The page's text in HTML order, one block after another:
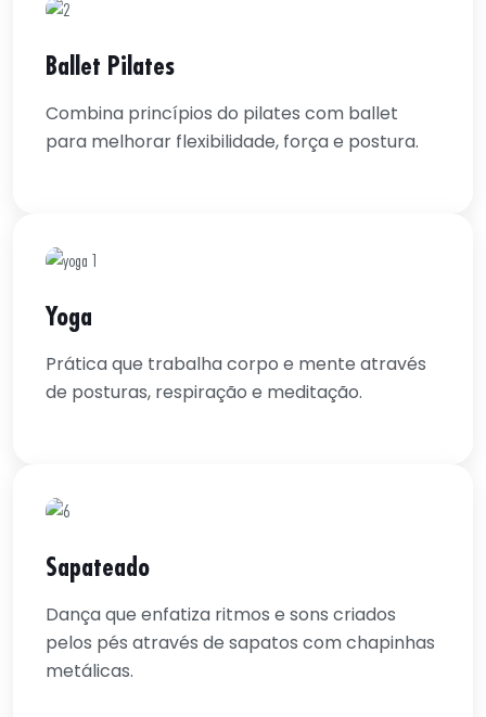
Ballet Pilates
Combina princípios do pilates com ballet
para melhorar flexibilidade, força e postura.
Yoga
Prática que trabalha corpo e mente através
de posturas, respiração e meditação.
Sapateado
Dança que enfatiza ritmos e sons criados
pelos pés através de sapatos com chapinhas
metálicas.